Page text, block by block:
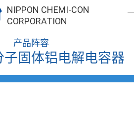
NIPPON CHEMI-CON
CORPORATION
产品阵容
子固体铝电解电容器